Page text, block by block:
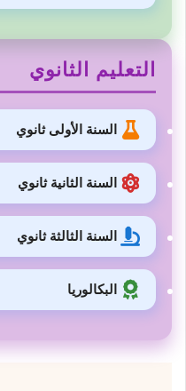
التعليم الثانوي
السنة الأولى ثانوي
السنة الثانية ثانوي
السنة الثالثة ثانوي
البكالوريا